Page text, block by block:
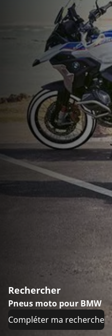
Rechercher
Pneus moto pour BMW
Compléter ma recherche